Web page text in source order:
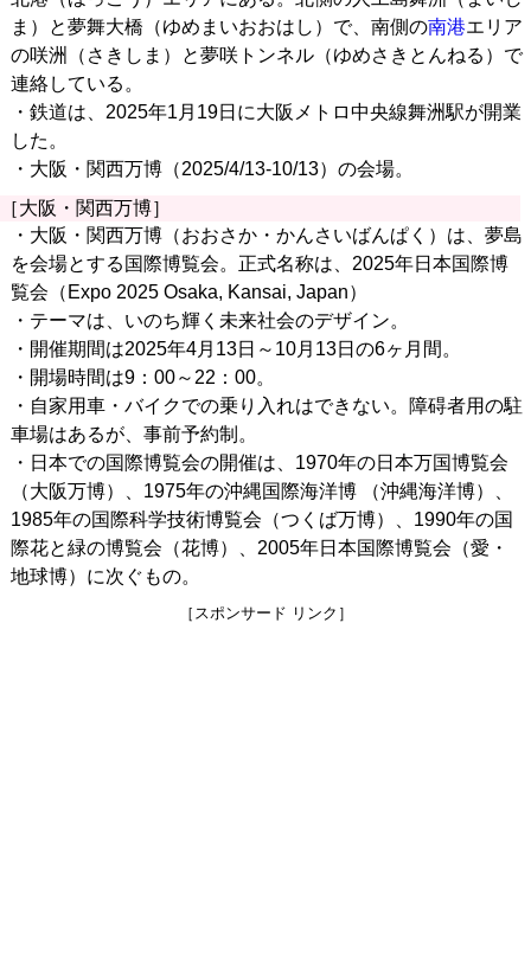
ま）と夢舞大橋（ゆめまいおおはし）で、南側の南港エリア
の咲洲（さきしま）と夢咲トンネル（ゆめさきとんねる）で
連絡している。
・鉄道は、2025年1月19日に大阪メトロ中央線舞洲駅が開業
した。
・大阪・関西万博（2025/4/13-10/13）の会場。
［大阪・関西万博］
・大阪・関西万博（おおさか・かんさいばんぱく）は、夢島
を会場とする国際博覧会。正式名称は、2025年日本国際博
覧会（Expo 2025 Osaka, Kansai, Japan）
・テーマは、いのち輝く未来社会のデザイン。
・開催期間は2025年4月13日～10月13日の6ヶ月間。
・開場時間は9：00～22：00。
・自家用車・バイクでの乗り入れはできない。障碍者用の駐
車場はあるが、事前予約制。
・日本での国際博覧会の開催は、1970年の日本万国博覧会
（大阪万博）、1975年の沖縄国際海洋博 （沖縄海洋博）、
1985年の国際科学技術博覧会（つくば万博）、1990年の国
際花と緑の博覧会（花博）、2005年日本国際博覧会（愛・
地球博）に次ぐもの。
［スポンサード リンク］